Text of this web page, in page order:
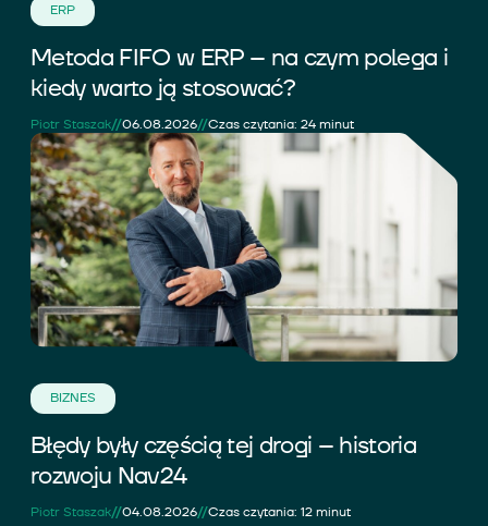
ERP
Metoda FIFO w ERP – na czym polega i
kiedy warto ją stosować?
Piotr Staszak//06.08.2026//Czas czytania: 24 minut
BIZNES
Błędy były częścią tej drogi – historia
rozwoju Nav24
Piotr Staszak//04.08.2026//Czas czytania: 12 minut